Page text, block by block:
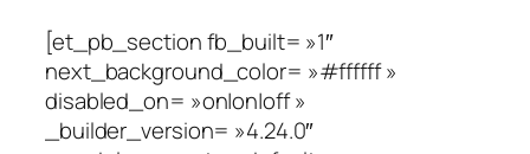
[et_pb_section fb_built= »1″
next_background_color= »#ffffff »
disabled_on= »on|on|off »
_builder_version= »4.24.0″